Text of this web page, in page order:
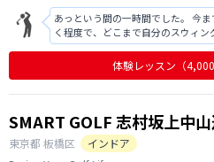
あっという間の一時間でした。 今
く程度で、どこまで自分のスウィ
しておりました。 今回の体験では
せていただき、指導をしてくださ
丁寧に教えていただき、とても参
体験レッスン （
SMART GOLF 志村坂上中
東京都 板橋区
インドア